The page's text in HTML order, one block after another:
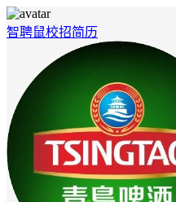
智聘鼠校招简历